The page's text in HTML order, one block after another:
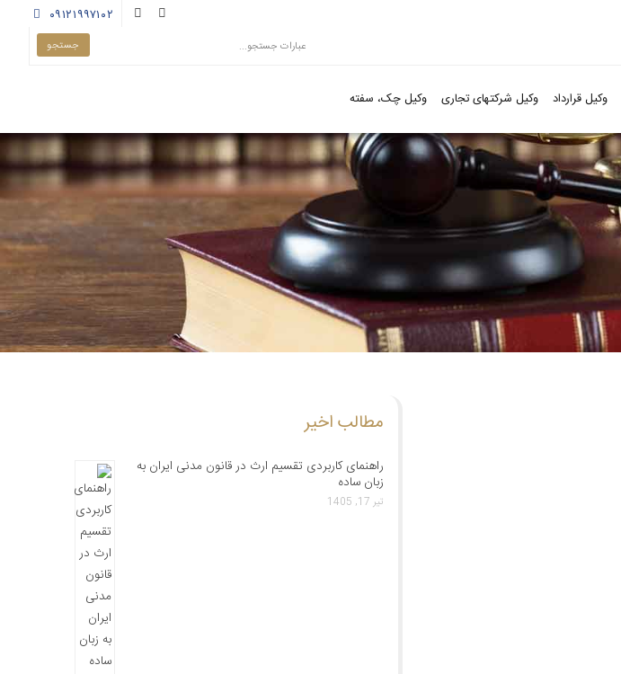
۰۹۱۲۱۹۹۷۱۰۲
وکیل قرارداد وکیل شرکتهای تجاری وکیل چک، سفته
مطالب اخیر
راهنمای کاربردی تقسیم ارث در قانون مدنی ایران به
زبان ساده
تیر 17, 1405